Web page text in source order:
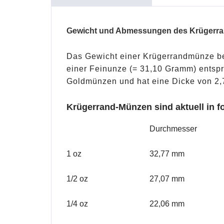
Gewicht und Abmessungen des
Das Gewicht einer Krügerrandmünze
einer Feinunze (= 31,10 Gramm)
Goldmünzen und hat eine Dicke von
Krügerrand-Münzen sind aktuell in
Durchmesser
1 oz 32,77 mm
1/2 oz 27,07 mm
1/4 oz 22,06 mm